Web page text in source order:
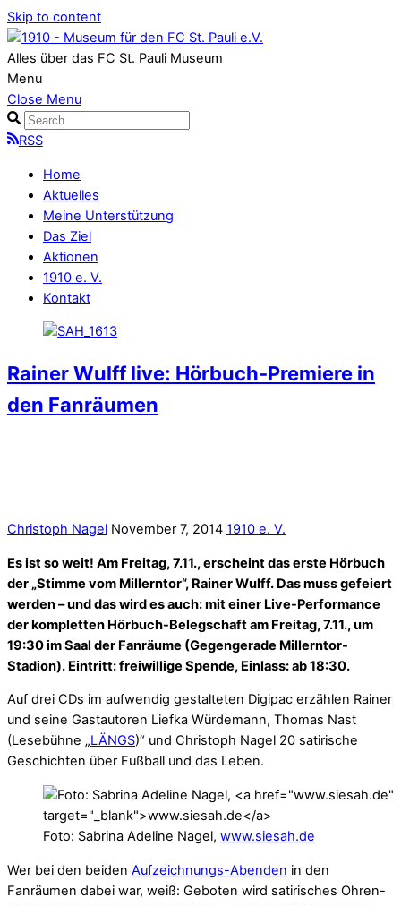
Skip to content
Alles über das FC St. Pauli Museum
Menu
Close Menu
RSS
Home
Aktuelles
Meine Unterstützung
Das Ziel
Aktionen
1910 e. V.
Kontakt
Rainer Wulff live: Hörbuch-Premiere in
den Fanräumen
Christoph Nagel November 7, 2014 1910 e. V.
Es ist so weit! Am Freitag, 7.11., erscheint das erste Hörbuch
der „Stimme vom Millerntor“, Rainer Wulff. Das muss gefeiert
werden – und das wird es auch: mit einer Live-Performance
der kompletten Hörbuch-Belegschaft am Freitag, 7.11., um
19:30 im Saal der Fanräume (Gegengerade Millerntor-
Stadion). Eintritt: freiwillige Spende, Einlass: ab 18:30.
Auf drei CDs im aufwendig gestalteten Digipac erzählen Rainer
und seine Gastautoren Liefka Würdemann, Thomas Nast
(Lesebühne „LÄNGS)“ und Christoph Nagel 20 satirische
Geschichten über Fußball und das Leben.
Foto: Sabrina Adeline Nagel, www.siesah.de
Wer bei den beiden Aufzeichnungs-Abenden in den
Fanräumen dabei war, weiß: Geboten wird satirisches Ohren-